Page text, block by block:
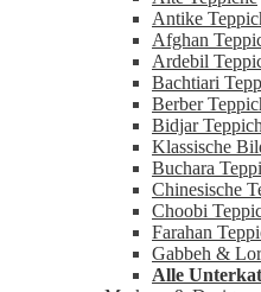
Antike
Afghan
Ardebil
Bachtiari
Berber
Bidjar
Klassische
Buchara
Chinesische
Choobi
Farahan
Gabbeh &
Alle